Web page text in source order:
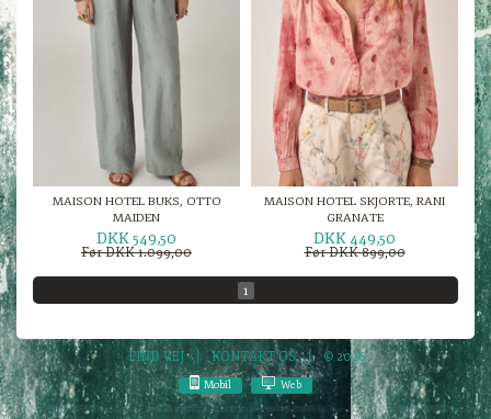
MAISON HOTEL BUKS, OTTO
MAIDEN
DKK 549,50
Før DKK 1.099,00
MAISON HOTEL SKJORTE, RANI
GRANATE
DKK 449,50
Før DKK 899,00
1
FIND VEJ KONTAKT OS © 2026
Mobil Web